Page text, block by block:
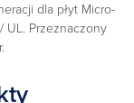
dla płyt Micro-
UL. Przeznaczony